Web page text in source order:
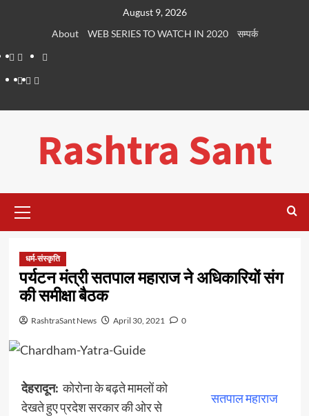
August 9, 2026
About
WEB SERIES TO WATCH IN 2020
सम्पर्क
About
WEB
SERIES
Dehradun
LifePlaces
सम्पर्क
Rashtra Sant
Menu
धर्म-संस्कृति
पर्यटन मंत्री सतपाल महाराज ने अधिकारियों संग
की समीक्षा बैठक
RashtraSant News April 30, 2021 0
सतपाल महाराज
देहरादून: कोरोना के बढ़ते मामलों को
देखते हुए प्रदेश सरकार की ओर से